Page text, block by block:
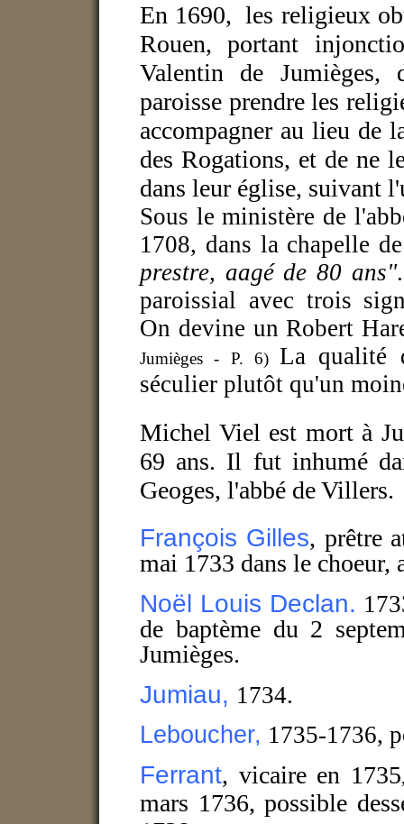
En 1690, les religieux
Rouen, portant
Valentin de Jumièges,
paroisse prendre les
accompagner au lieu de
des Rogations, et de ne
dans leur église, suivant
Sous le ministère de
1708, dans la chapelle
prestre, aagé de 80 ans"
paroissial avec trois
On devine un Robert
Jumièges - P. 6) La qualité
séculier plutôt qu'un
Michel Viel est mort à
69 ans. Il fut inhumé
Geoges, l'abbé de Villers.
François Gilles, prêtre
mai 1733 dans le choeur,
Noël Louis Declan.
de baptème du 2
Jumièges.
Jumiau, 1734.
Leboucher, 1735-1736,
Ferrant, vicaire en 1735
mars 1736, possible